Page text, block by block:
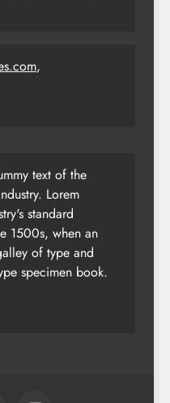
,
text of the
Lorem
standard
1500s, when an
of type and
specimen book.